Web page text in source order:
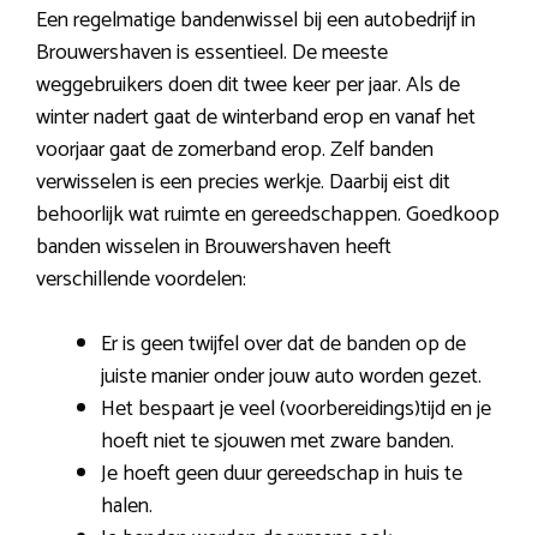
Een regelmatige bandenwissel bij een autobedrijf in
Brouwershaven is essentieel. De meeste
weggebruikers doen dit twee keer per jaar. Als de
winter nadert gaat de winterband erop en vanaf het
voorjaar gaat de zomerband erop. Zelf banden
verwisselen is een precies werkje. Daarbij eist dit
behoorlijk wat ruimte en gereedschappen. Goedkoop
banden wisselen in Brouwershaven heeft
verschillende voordelen:
Er is geen twijfel over dat de banden op de
juiste manier onder jouw auto worden gezet.
Het bespaart je veel (voorbereidings)tijd en je
hoeft niet te sjouwen met zware banden.
Je hoeft geen duur gereedschap in huis te
halen.